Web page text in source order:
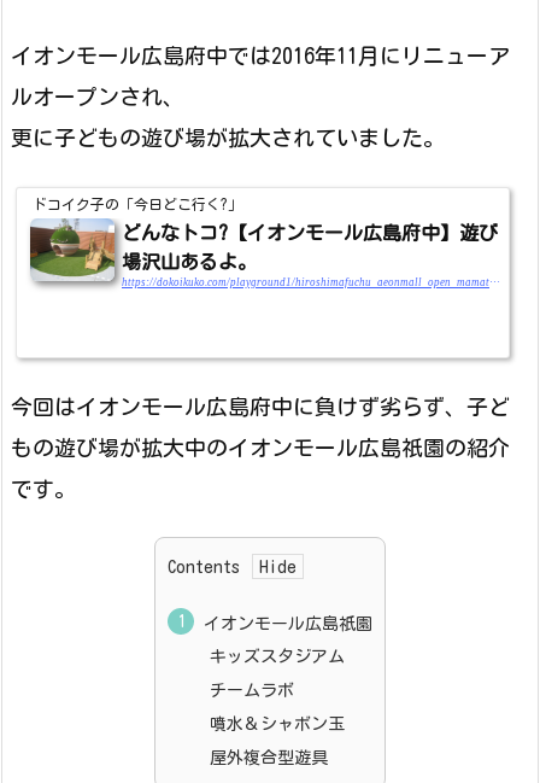
イオンモール広島府中では2016年11月にリニューア
ルオープンされ、
更に子どもの遊び場が拡大されていました。
ドコイク子の「今日どこ行く?」
どんなトコ?【イオンモール広島府中】遊び
場沢山あるよ。
https://dokoikuko.com/playground1/hiroshimafuchu_aeonmall_open_mamatokoterasu_asobiba
今回はイオンモール広島府中に負けず劣らず、子ど
もの遊び場が拡大中のイオンモール広島祇園の紹介
です。
Contents
イオンモール広島祇園
キッズスタジアム
チームラボ
噴水＆シャボン玉
屋外複合型遊具